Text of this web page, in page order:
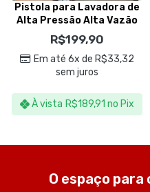
Pistola para Lavadora de
Alta Pressão Alta Vazão
SGT-9906 – Sigma Tools
R$199,90
Em até 6x de R$33,32
sem juros
À vista R$189,91 no Pix
O espaço para